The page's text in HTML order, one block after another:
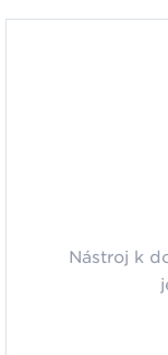
Nástroj k